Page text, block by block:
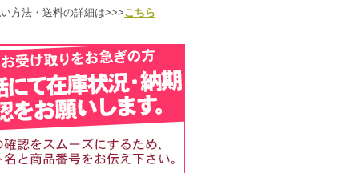
方法・送料の詳細は>>>こちら